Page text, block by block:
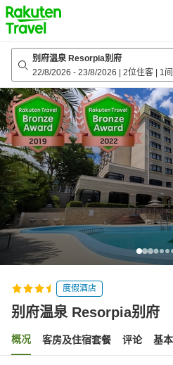
to
top
page
别府温泉 Resorpia别府
22/8/2026 - 23/8/2026 2位住客 1间
度假酒店
别府温泉 Resorpia别府
概况 客房及住宿套餐 评论 基